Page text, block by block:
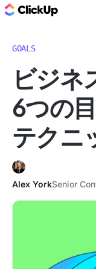
GOALS
ビジネ
6つの
テクニ
Alex YorkSenior